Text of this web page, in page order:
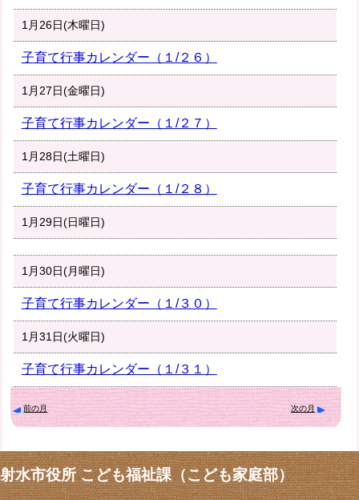
1月26日(木曜日)
子育て行事カレンダー（１/２６）
1月27日(金曜日)
子育て行事カレンダー（１/２７）
1月28日(土曜日)
子育て行事カレンダー（１/２８）
1月29日(日曜日)
1月30日(月曜日)
子育て行事カレンダー（１/３０）
1月31日(火曜日)
子育て行事カレンダー（１/３１）
前の月 次の月
射水市役所 こども福祉課（こども家庭部）